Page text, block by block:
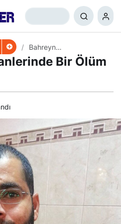
Bahreyn
Hapishanlerinde Bir
Ölüm Daha!Bir Ölüm
+ 0 Paylaş